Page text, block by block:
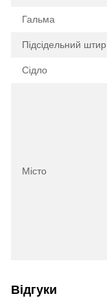
Гальма
Підсідельний штир
Сідло
Місто
Відгуки